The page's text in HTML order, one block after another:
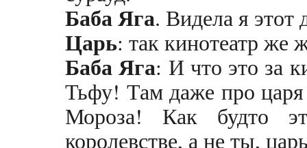
Баба Яга. Видела я этот
Царь: так кинотеатр же
Баба Яга: И что это за
Тьфу! Там даже про царя
Мороза! Как будто
королевстве, а не ты,